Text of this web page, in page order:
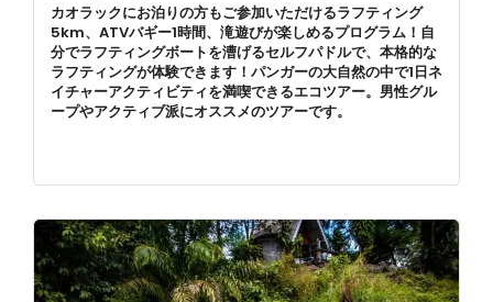
カオラックにお泊りの方もご参加いただけるラフティング
5km、ATVバギー1時間、滝遊びが楽しめるプログラム！自
分でラフティングボートを漕げるセルフパドルで、本格的な
ラフティングが体験できます！パンガーの大自然の中で1日ネ
イチャーアクティビティを満喫できるエコツアー。男性グル
ープやアクティブ派にオススメのツアーです。